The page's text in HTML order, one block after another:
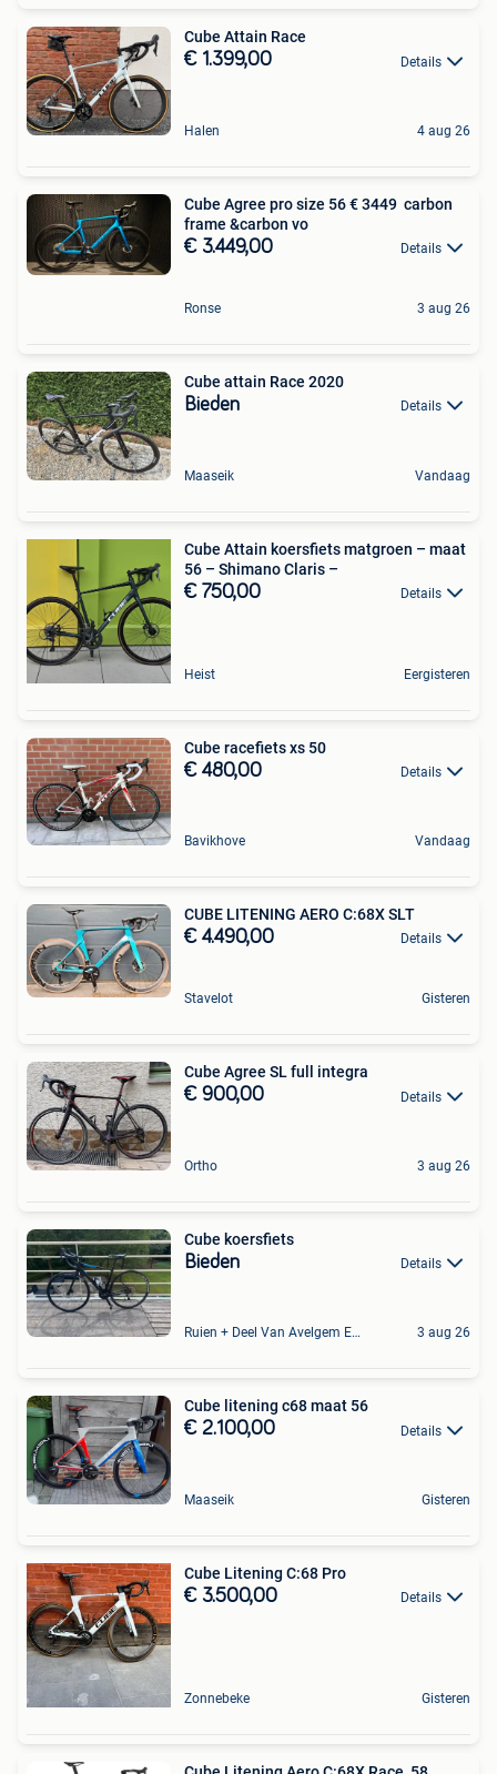
Cube Attain Race
€ 1.399,00 Details
Halen 4 aug 26
Cube Agree pro size 56 € 3449 ‍️ carbon
frame &carbon vo
€ 3.449,00 Details
Ronse 3 aug 26
Cube attain Race 2020
Bieden Details
Maaseik Vandaag
Cube Attain koersfiets matgroen – maat
56 – Shimano Claris –
€ 750,00 Details
Heist Eergisteren
Cube racefiets xs 50
€ 480,00 Details
Bavikhove Vandaag
CUBE LITENING AERO C:68X SLT
€ 4.490,00 Details
Stavelot Gisteren
Cube Agree SL full integra
€ 900,00 Details
Ortho 3 aug 26
Cube koersfiets
Bieden Details
Ruien + Deel Van Avelgem En Waarmaarde 3 aug 26
Cube litening c68 maat 56
€ 2.100,00 Details
Maaseik Gisteren
Cube Litening C:68 Pro
€ 3.500,00 Details
Zonnebeke Gisteren